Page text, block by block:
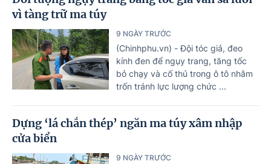
vì tàng trữ ma túy
9 NGÀY TRƯỚC
(Chinhphu.vn) - Đội tóc giả, đeo
kính đen để ngụy trang, tăng tốc
bỏ chạy và cố thủ trong ô tô nhằm
trốn tránh lực lượng chức ...
Dựng ‘lá chắn thép’ ngăn ma túy xâm nhập
cửa biển
9 NGÀY TRƯỚC